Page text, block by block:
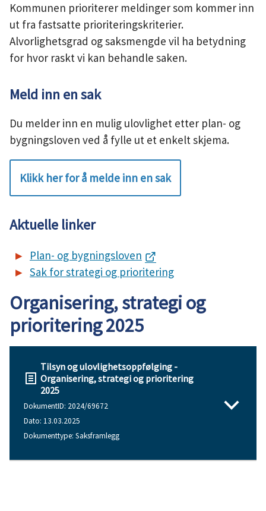
Kommunen prioriterer meldinger som kommer inn
ut fra fastsatte prioriteringskriterier.
Alvorlighetsgrad og saksmengde vil ha betydning
for hvor raskt vi kan behandle saken.
Meld inn en sak
Du melder inn en mulig ulovlighet etter plan- og
bygningsloven ved å fylle ut et enkelt skjema.
Klikk her for å melde inn en sak
Aktuelle linker
Plan- og bygningsloven
Sak for strategi og prioritering
Organisering, strategi og
prioritering 2025
Tilsyn og ulovlighetsoppfølging -
Organisering, strategi og prioritering
2025
DokumentID: 2024/69672
Dato: 13.03.2025
Dokumenttype: Saksframlegg